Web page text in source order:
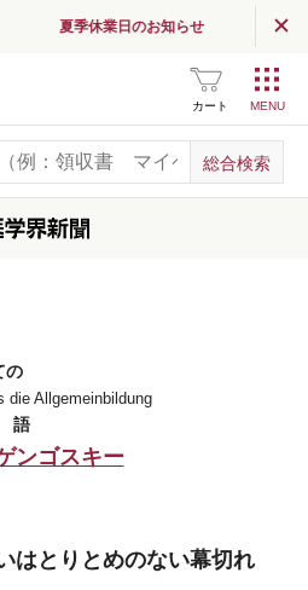
夏季休業日のお知らせ
カート
の
die Allgemeinbildung
語
ンゴスキー
はとりとめのない幕切れ